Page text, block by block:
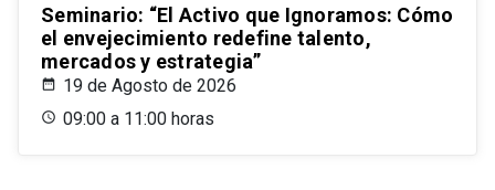
Seminario: “El Activo que Ignoramos: Cómo
el envejecimiento redefine talento,
mercados y estrategia”
19 de Agosto de 2026
09:00 a 11:00 horas